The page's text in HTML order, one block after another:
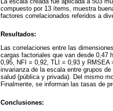
compuesto por 13 ítems, muestra
factores correlacionados referidos a
Resultados:
Las correlaciones entre las
cargas factoriales que van desde 0,47
0,95, NFI = 0,92, TLI = 0,93 y RMSEA
invarianza de la escala entre grupos
salud (pública y privada). Del mismo
Finalmente, se informan las tasas de
Conclusiones: